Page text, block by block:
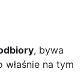
, bywa
właśnie na tym